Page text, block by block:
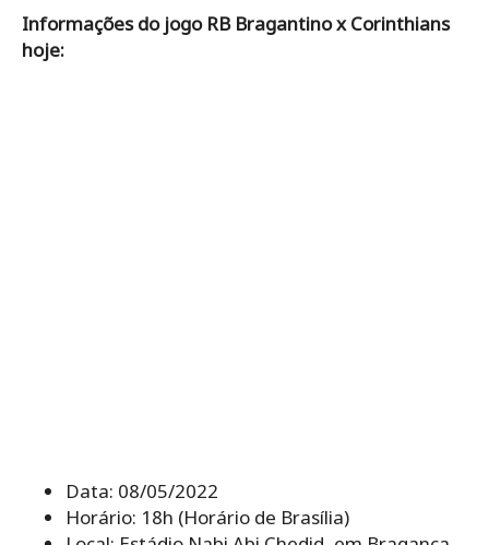
Informações do jogo RB Bragantino x Corinthians
hoje:
Data: 08/05/2022
Horário: 18h (Horário de Brasília)